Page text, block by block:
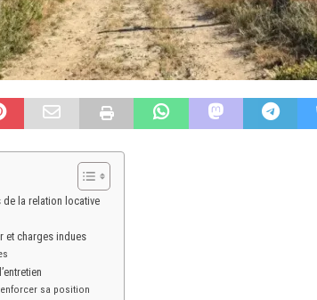
la relation locative
et charges indues
sa position